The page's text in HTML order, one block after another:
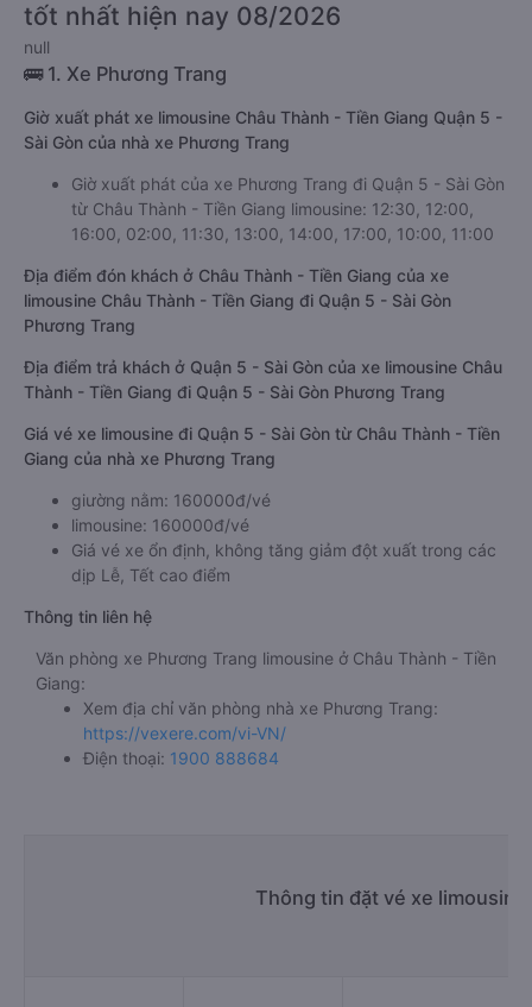
tốt nhất hiện nay 08/2026
null
🚌 1. Xe Phương Trang
Giờ xuất phát xe limousine Châu Thành - Tiền Giang Quận 5 -
Sài Gòn của nhà xe Phương Trang
Giờ xuất phát của xe Phương Trang đi Quận 5 - Sài Gòn
từ Châu Thành - Tiền Giang limousine: 12:30, 12:00,
16:00, 02:00, 11:30, 13:00, 14:00, 17:00, 10:00, 11:00
Địa điểm đón khách ở Châu Thành - Tiền Giang của xe
limousine Châu Thành - Tiền Giang đi Quận 5 - Sài Gòn
Phương Trang
Địa điểm trả khách ở Quận 5 - Sài Gòn của xe limousine Châu
Thành - Tiền Giang đi Quận 5 - Sài Gòn Phương Trang
Giá vé xe limousine đi Quận 5 - Sài Gòn từ Châu Thành - Tiền
Giang của nhà xe Phương Trang
giường nằm: 160000đ/vé
limousine: 160000đ/vé
Giá vé xe ổn định, không tăng giảm đột xuất trong các
dịp Lễ, Tết cao điểm
Thông tin liên hệ
Văn phòng xe Phương Trang limousine ở Châu Thành - Tiền
Giang:
Xem địa chỉ văn phòng nhà xe Phương Trang:
https://vexere.com/vi-VN/
Điện thoại: 1900 888684
Thông tin đặt vé xe